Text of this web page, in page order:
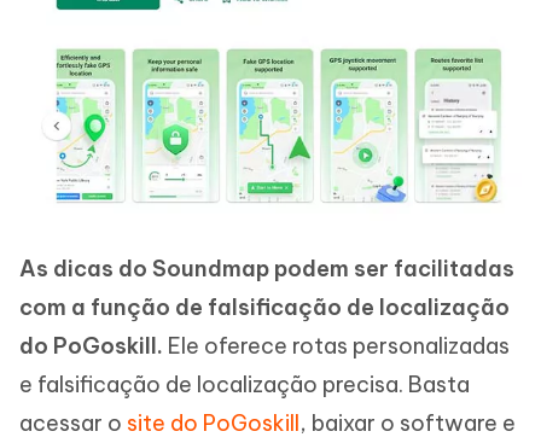
As dicas do Soundmap podem ser facilitadas
com a função de falsificação de localização
do PoGoskill. Ele oferece rotas personalizadas
e falsificação de localização precisa. Basta
acessar o site do PoGoskill, baixar o software e